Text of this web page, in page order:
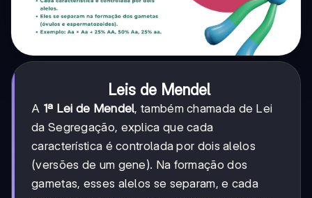
Leis de Mendel
A 1ª Lei de Mendel, também chamada de Lei
da Segregação, explica que cada
característica é controlada por dois alelos
(versões de um gene). Na formação dos
gametas, esses alelos se separam, e cada